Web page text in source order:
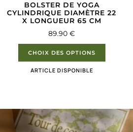
BOLSTER DE YOGA
CYLINDRIQUE DIAMÈTRE 22
X LONGUEUR 65 CM
89.90 €
CHOIX DES OPTIONS
ARTICLE DISPONIBLE